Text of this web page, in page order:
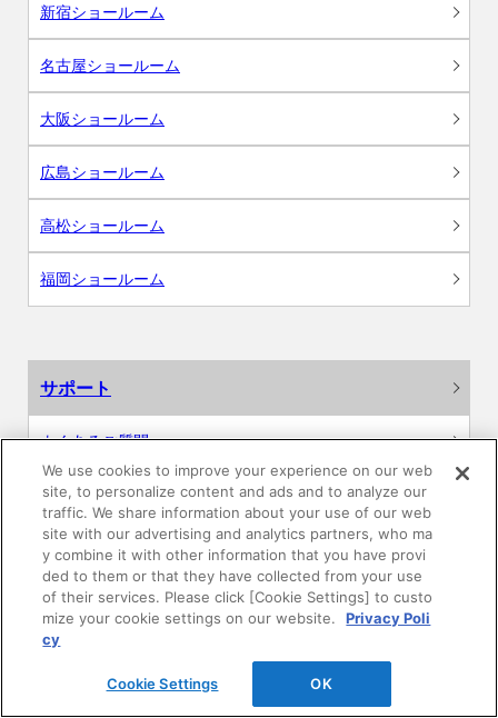
新宿ショールーム
名古屋ショールーム
大阪ショールーム
広島ショールーム
高松ショールーム
福岡ショールーム
サポート
よくあるご質問
カタログ閲覧・資料請求
各種データダウンロード
WEB見積・各種シミュレーション
交換用部品の購入
We use cookies to improve your experience on our web
site, to personalize content and ads and to analyze our
traffic. We share information about your use of our web
site with our advertising and analytics partners, who ma
y combine it with other information that you have provi
ded to them or that they have collected from your use
of their services. Please click [Cookie Settings] to custo
mize your cookie settings on our website.
Privacy Poli
cy
Cookie Settings OK